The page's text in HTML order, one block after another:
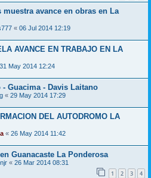
muestra avance en obras en La
« 06 Jul 2014 12:19
AVANCE EN TRABAJO EN LA
31 May 2014 12:24
- Guacima - Davis Laitano
« 29 May 2014 17:29
DEL AUTODROMO LA
« 26 May 2014 11:42
Guanacaste La Ponderosa
« 26 Mar 2014 08:31
1 2 3 4